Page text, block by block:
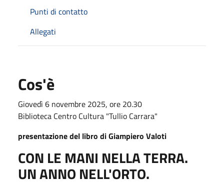
Punti di contatto
Allegati
Cos'è
Giovedì 6 novembre 2025, ore 20.30
Biblioteca Centro Cultura "Tullio Carrara"
presentazione del libro di Giampiero Valoti
CON LE MANI NELLA TERRA.
UN ANNO NELL'ORTO.